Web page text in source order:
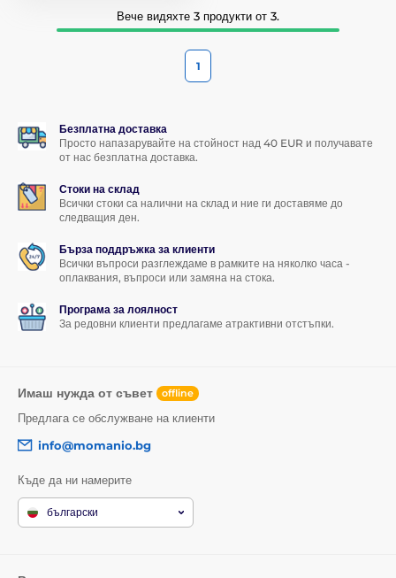
Вече видяхте 3 продукти от 3.
1
Безплатна доставка
Просто напазарувайте на стойност над 40 EUR и получавате
от нас безплатна доставка.
Стоки на склад
Всички стоки са налични на склад и ние ги доставяме до
следващия ден.
Бърза поддръжка за клиенти
Всички въпроси разглеждаме в рамките на няколко часа -
оплаквания, въпроси или замяна на стока.
Програма за лоялност
За редовни клиенти предлагаме атрактивни отстъпки.
Имаш нужда от съвет offline
Предлага се обслужване на клиенти
info@momanio.bg
Къде да ни намерите
български